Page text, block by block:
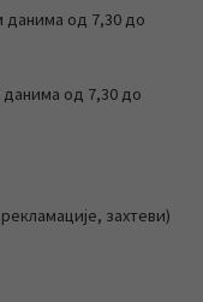
данима од 7,30 до
данима од 7,30 до
захтеви)